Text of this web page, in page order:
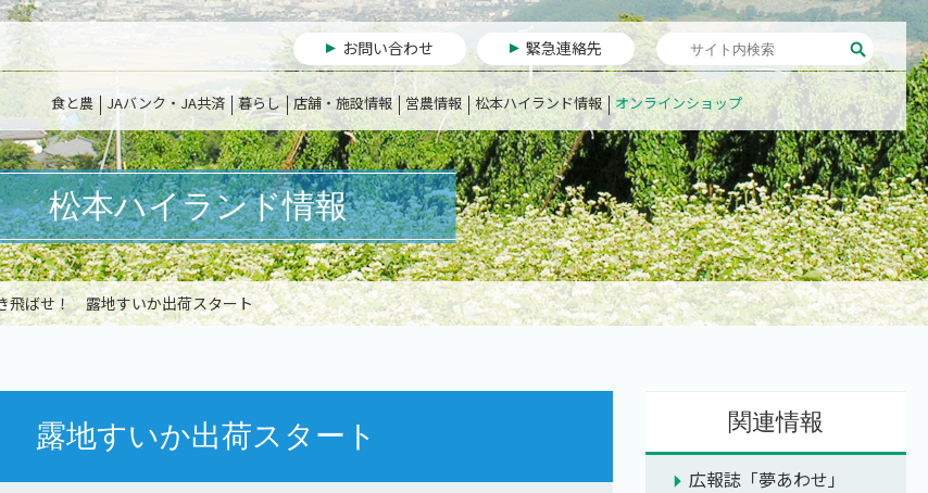
お問い合わせ 緊急連絡先
食と農 JAバンク・JA共済 暮らし 店舗・施設情報 営農情報 松本ハイランド情報 オンラインショップ
松本ハイランド情報
飛ばせ！ 露地すいか出荷スタート
露地すいか出荷スタート 関連情報
広報誌「夢あわせ」